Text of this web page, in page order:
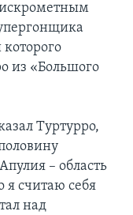
из «Большого
Туртурро,
– область
я считаю себя
над